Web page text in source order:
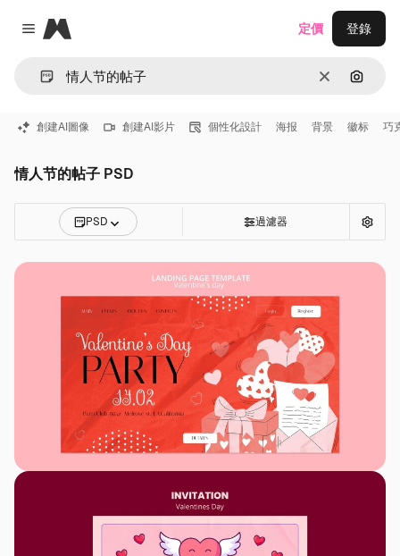
Close menu
Magnific
清除 通過圖
定價 登錄
創建AI圖像 創建AI影片 個性化設計 海报 背景 徽标 巧
情人节的帖子 PSD
PSD 過濾器